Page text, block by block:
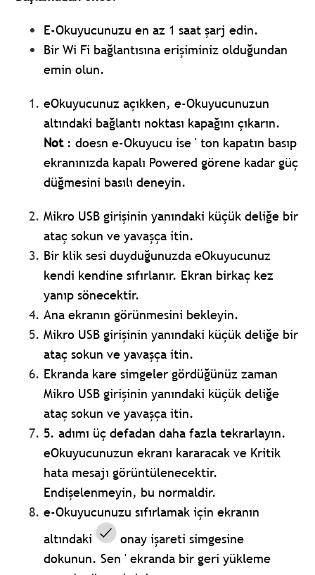
E-Okuyucunuzu en az 1 saat şarj edin.
Bir Wi Fi bağlantısına erişiminiz olduğundan
emin olun.
eOkuyucunuz açıkken, e-Okuyucunuzun
altındaki bağlantı noktası kapağını çıkarın.
Not : doesn e-Okuyucu ise ' ton kapatın basıp
ekranınızda kapalı Powered görene kadar güç
düğmesini basılı deneyin.
Mikro USB girişinin yanındaki küçük deliğe bir
ataç sokun ve yavaşça itin.
Bir klik sesi duyduğunuzda eOkuyucunuz
kendi kendine sıfırlanır. Ekran birkaç kez
yanıp sönecektir.
Ana ekranın görünmesini bekleyin.
Mikro USB girişinin yanındaki küçük deliğe bir
ataç sokun ve yavaşça itin.
Ekranda kare simgeler gördüğünüz zaman
Mikro USB girişinin yanındaki küçük deliğe
ataç sokun ve yavaşça itin.
5. adımı üç defadan daha fazla tekrarlayın.
eOkuyucunuzun ekranı kararacak ve Kritik
hata mesajı görüntülenecektir.
Endişelenmeyin, bu normaldir.
e-Okuyucunuzu sıfırlamak için ekranın
altındaki
onay işareti simgesine
dokunun.Sen ' ekranda bir geri yükleme